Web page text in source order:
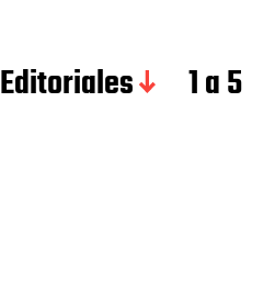
Editoriales 1 a 5